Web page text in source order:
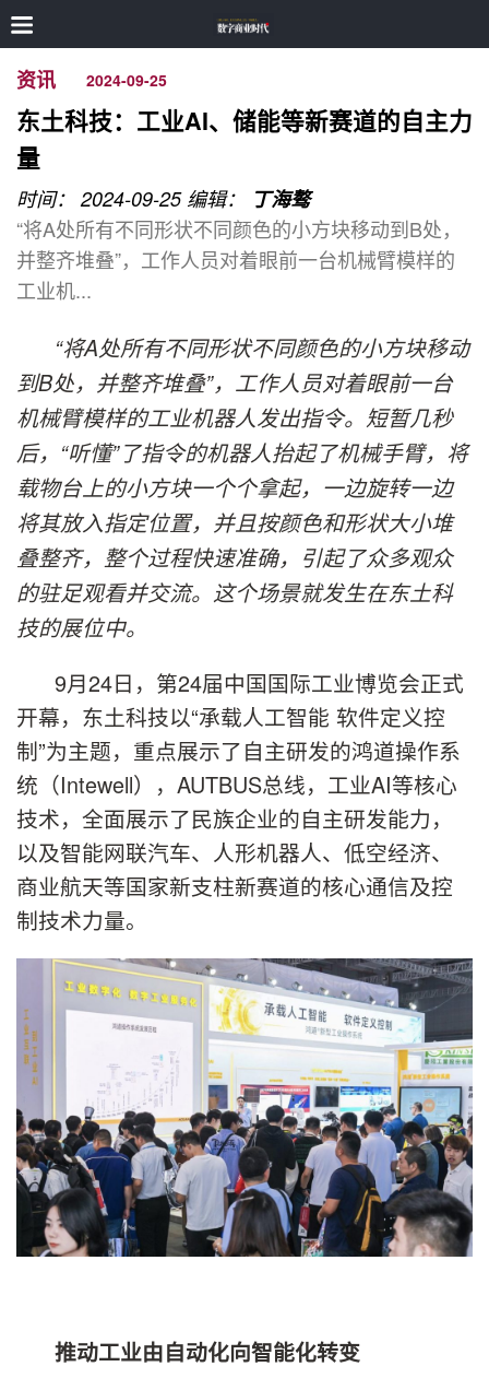
资讯 2024-09-25
东土科技：工业AI、储能等新赛道的自主力
量
时间： 2024-09-25 编辑：
丁海骜
“将A处所有不同形状不同颜色的小方块移动到B处，
并整齐堆叠”，工作人员对着眼前一台机械臂模样的
工业机...
“将A处所有不同形状不同颜色的小方块移动
到B处，并整齐堆叠”，工作人员对着眼前一台
机械臂模样的工业机器人发出指令。短暂几秒
后，“听懂”了指令的机器人抬起了机械手臂，将
载物台上的小方块一个个拿起，一边旋转一边
将其放入指定位置，并且按颜色和形状大小堆
叠整齐，整个过程快速准确，引起了众多观众
的驻足观看并交流。这个场景就发生在东土科
技的展位中。
9月24日，第24届中国国际工业博览会正式
开幕，东土科技以“承载人工智能 软件定义控
制”为主题，重点展示了自主研发的鸿道操作系
统（Intewell），AUTBUS总线，工业AI等核心
技术，全面展示了民族企业的自主研发能力，
以及智能网联汽车、人形机器人、低空经济、
商业航天等国家新支柱新赛道的核心通信及控
制技术力量。
推动工业由自动化向智能化转变